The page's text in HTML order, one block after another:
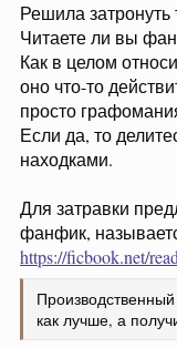
Решила
Читаете ли вы
Как в целом
оно что-то
просто
Если да, то
находками.
Для затравки
фанфик,
https://ficbook.net/
как лучше, а